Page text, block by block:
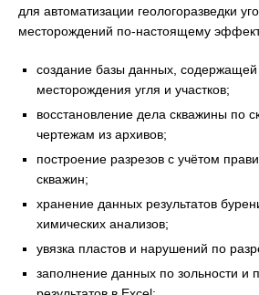
для автоматизации геологоразведки
месторождений по-настоящему
создание базы данных,
месторождения угля и участков;
восстановление дела скважины по
чертежам из архивов;
построение разрезов с учётом
скважин;
хранение данных результатов
химических анализов;
увязка пластов и нарушений по
заполнение данных по зольности и